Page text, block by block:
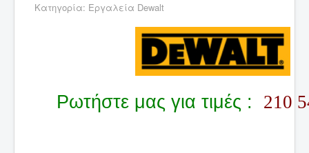
Κατηγορία: Εργαλεία Dewalt
Ρωτήστε μας για τιμές : 210